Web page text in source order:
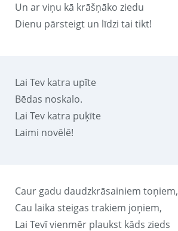
Un ar viņu kā krāšņāko ziedu
Dienu pārsteigt un līdzi tai tikt!
Lai Tev katra upīte
Bēdas noskalo.
Lai Tev katra puķīte
Laimi novēlē!
Caur gadu daudzkrāsainiem toņiem,
Cau laika steigas trakiem joņiem,
Lai Tevī vienmēr plaukst kāds zieds